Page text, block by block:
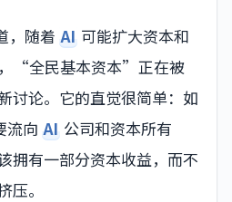
，随着 AI 可能扩大资本和
“全民基本资本”正在被
讨论。它的直觉很简单：如
流向 AI 公司和资本所有
拥有一部分资本收益，而不
压。